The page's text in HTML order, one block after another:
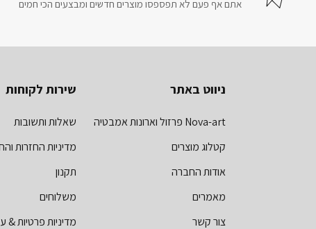
אתם אף פעם לא תפספסו מוצרים חדשים ומבצעים הכי חמים
ניווט באתר
Nova-art פרזול וארונות אמבטיה
קטלוג מוצרים
אודות החברה
מאמרים
צור קשר
שירות לקוחות
שאלות ותשובות
מדיניות החזרות
תקנון
משלוחים
מדיניות פרטיות &